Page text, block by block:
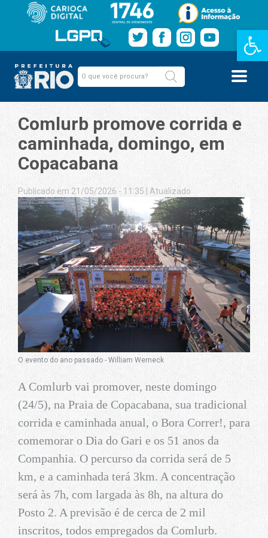
Barra de
Comlurb promove corrida e
caminhada, domingo, em
Copacabana
Publicado em 21/05/2026 - 11:35 Atualizado
O evento do ano passado - William Werneck
A Comlurb vai promover, neste domingo
(24/5), na Praia de Copacabana, sua tradicional
corrida e caminhada anual, o Bora Correr!, para
comemorar o Dia do Gari e os 51 anos da
Companhia. O percurso da corrida será de 5
km, e a caminhada terá 3km. A concentração
será às 7h, com largada às 8h, na altura do
Posto 2. A previsão é de cerca de 2 mil
inscritos, todos empregados da Comlurb.